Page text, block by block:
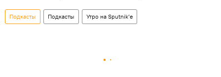
Подкасты Подкасты Утро на Sputnik’e